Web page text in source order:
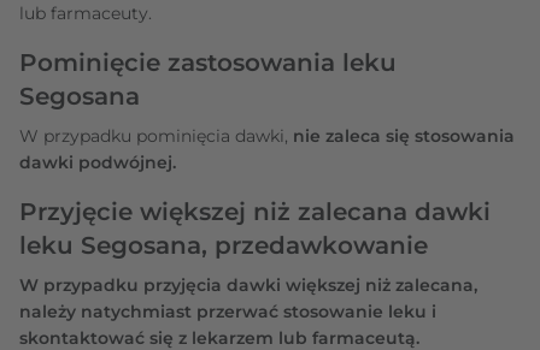
lub farmaceuty.
Pominięcie zastosowania leku
Segosana
W przypadku pominięcia dawki, nie zaleca się stosowania
dawki podwójnej.
Przyjęcie większej niż zalecana dawki
leku Segosana, przedawkowanie
W przypadku przyjęcia dawki większej niż zalecana,
należy natychmiast przerwać stosowanie leku i
skontaktować się z lekarzem lub farmaceutą.